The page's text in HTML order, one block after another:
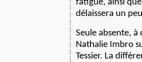
fatigue, ainsi
délaissera un
Seule absente,
Nathalie Imbro
Tessier. La